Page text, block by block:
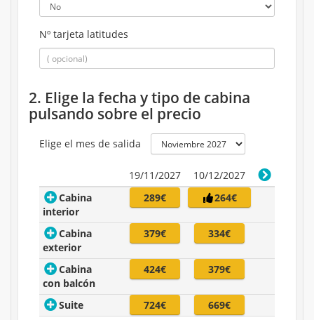
Nº tarjeta latitudes
2. Elige la fecha y tipo de cabina
pulsando sobre el precio
Elige el mes de salida
19/11/2027
10/12/2027
Cabina
interior
289€ 264€
Cabina
exterior
379€ 334€
Cabina
con balcón
424€ 379€
Suite 724€ 669€